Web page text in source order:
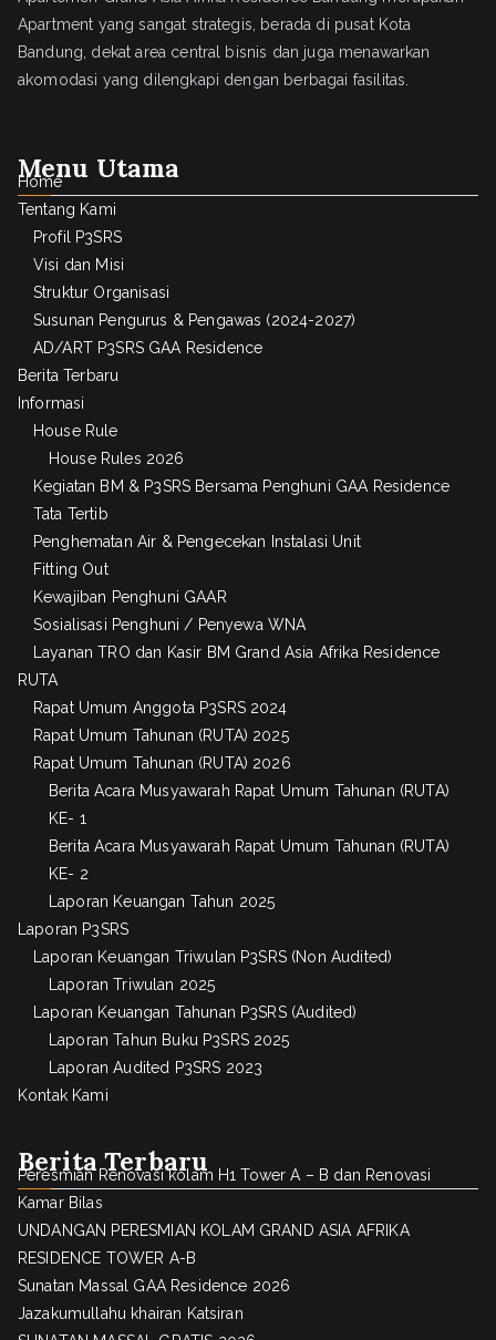
Apartment yang sangat strategis, berada di pusat Kota
Bandung, dekat area central bisnis dan juga menawarkan
akomodasi yang dilengkapi dengan berbagai fasilitas.
Menu Utama
Home
Tentang Kami
Profil P3SRS
Visi dan Misi
Struktur Organisasi
Susunan Pengurus & Pengawas (2024-2027)
AD/ART P3SRS GAA Residence
Berita Terbaru
Informasi
House Rule
House Rules 2026
Kegiatan BM & P3SRS Bersama Penghuni GAA Residence
Tata Tertib
Penghematan Air & Pengecekan Instalasi Unit
Fitting Out
Kewajiban Penghuni GAAR
Sosialisasi Penghuni / Penyewa WNA
Layanan TRO dan Kasir BM Grand Asia Afrika Residence
RUTA
Rapat Umum Anggota P3SRS 2024
Rapat Umum Tahunan (RUTA) 2025
Rapat Umum Tahunan (RUTA) 2026
Berita Acara Musyawarah Rapat Umum Tahunan (RUTA)
KE- 1
Berita Acara Musyawarah Rapat Umum Tahunan (RUTA)
KE- 2
Laporan Keuangan Tahun 2025
Laporan P3SRS
Laporan Keuangan Triwulan P3SRS (Non Audited)
Laporan Triwulan 2025
Laporan Keuangan Tahunan P3SRS (Audited)
Laporan Tahun Buku P3SRS 2025
Laporan Audited P3SRS 2023
Kontak Kami
Berita Terbaru
Peresmian Renovasi kolam H1 Tower A – B dan Renovasi
Kamar Bilas
UNDANGAN PERESMIAN KOLAM GRAND ASIA AFRIKA
RESIDENCE TOWER A-B
Sunatan Massal GAA Residence 2026
Jazakumullahu khairan Katsiran